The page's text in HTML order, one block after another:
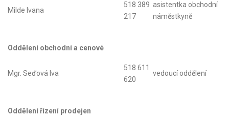
Milde Ivana
518 389
217
asistentka obchodní
náměstkyně
Oddělení obchodní a cenové
Mgr. Seďová Iva
518 611
620
vedoucí oddělení
Oddělení řízení prodejen